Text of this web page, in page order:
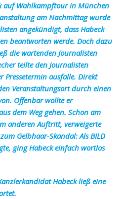
auf Wahlkampftour in München
am Nachmittag wurde
angekündigt, dass Habeck
beantworten werde. Doch dazu
die wartenden Journalisten
teilte den Journalisten
Pressetermin ausfalle. Direkt
Veranstaltungsort durch einen
Offenbar wollte er
dem Weg gehen. Schon am
anderen Auftritt, verweigerte
Gelbhaar-Skandal: Als BILD
ging Habeck einfach wortlos
Habeck ließ eine